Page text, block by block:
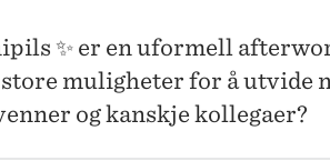
✨ er en uformell
store muligheter for å utvide
og kanskje kollegaer?